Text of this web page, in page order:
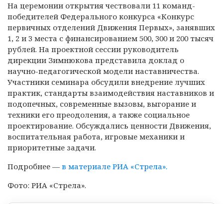
На церемонии открытия чествовали 11 команд-
победителей Федерального конкурса «Конкурс
первичных отделений Движения Первых», занявших
1, 2 и 3 места с финансированием 500, 300 и 200 тысяч
рублей. На проектной сессии руководитель
дирекции Зимнюкова представила доклад о
научно-педагогической модели наставничества.
Участники семинара обсудили внедрение лучших
практик, стандарты взаимодействия наставников и
подопечных, современные вызовы, выгорание и
техники его преодоления, а также социальное
проектирование. Обсуждались ценности Движения,
воспитательная работа, игровые механики и
приоритетные задачи.
Подробнее — в материале РИА «Стрела».
Фото: РИА «Стрела».